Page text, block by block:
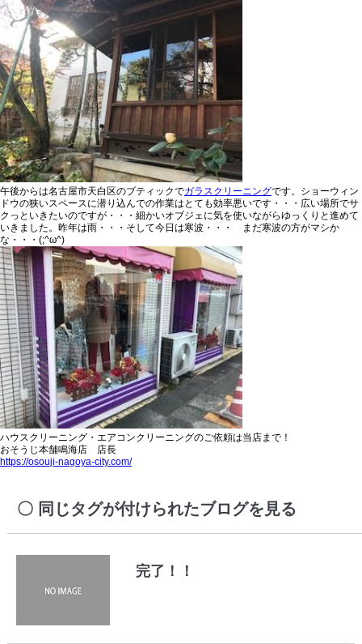
午後からは名古屋市天白区のブティックでガラスクリーニングです。ショーウィン
ドウの狭いスペースに潜り込んでの作業はとても効率悪いです・・・広い場所でサ
クっといきたいのですが・・・細かいオブジェに気を使いながらゆっくりと進めて
いきました。昨年は雨・・・そして今日は寒波・・・ まだ寒波の方がマシか
な・・・(;^ω^)
ハウスクリーニング・エアコンクリーニングのご依頼は当店まで！
おそうじ本舗鳴海店 店長
https://osouji-nagoya-city.com/
同じタグが付けられたブログを見る
完了！！